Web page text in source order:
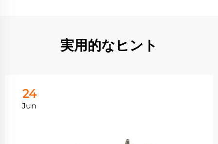
実用的なヒント
24
Jun